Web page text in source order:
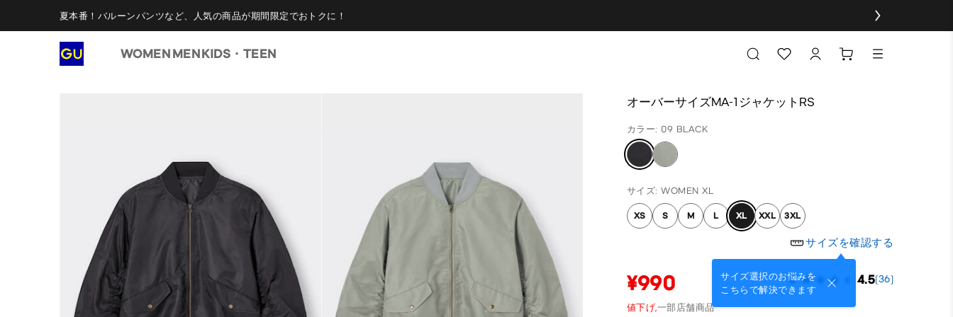
夏本番！バルーンパンツなど、人気の商品が期間限定でおトクに！
WOMEN MENKIDS・TEEN
オーバーサイズMA-1ジャケットRS
カラー: 09 BLACK
サイズ: WOMEN XL
XS S M L XL XXL 3XL
サイズを確認する
サイズ選択のお悩みを
こちらで解決できます
¥990 4.5(36)
値下げ,一部店舗商品